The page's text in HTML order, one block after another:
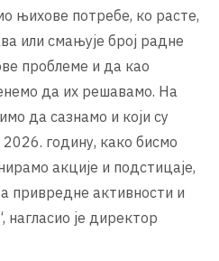
њихове потребе, ко расте,
или смањује број радне
проблеме и да као
да их решавамо. На
да сазнамо и који су
годину, како бисмо
акције и подстицаје,
привредне активности и
је директор